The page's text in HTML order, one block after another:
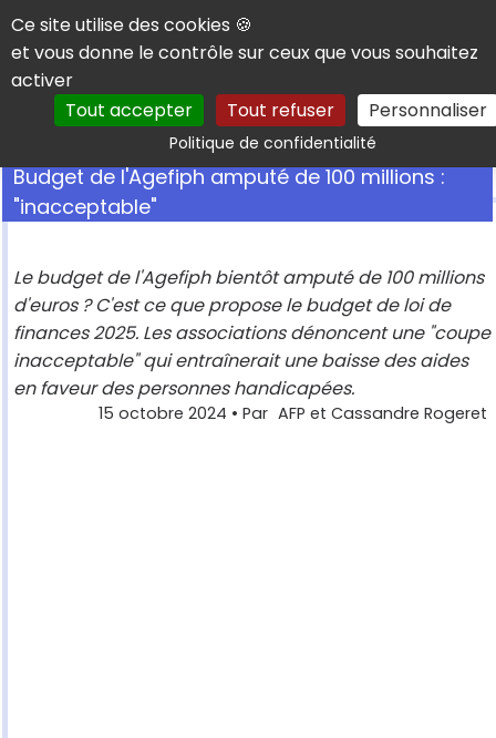
Panneau de gestion des cookies
Ce site utilise des cookies 🍪
et vous donne le contrôle sur ceux que vous souhaitez
activer
Tout accepter
Tout refuser Personnaliser
Politique de confidentialitéRechercher
Budget de l'Agefiph amputé de 100 millions :
"inacceptable"
Le budget de l'Agefiph bientôt amputé de 100 millions
d'euros ? C'est ce que propose le budget de loi de
finances 2025. Les associations dénoncent une "coupe
inacceptable" qui entraînerait une baisse des aides
en faveur des personnes handicapées.
15 octobre 2024 • Par AFP et Cassandre Rogeret